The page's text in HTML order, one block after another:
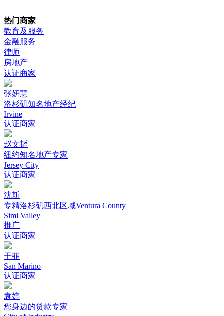
热门商家
教育及服务
金融服务
律师
房地产
认证商家
张妍慧
洛杉矶知名地产经纪
Irvine
认证商家
赵文韬
纽约知名地产专家
Jersey City
认证商家
沈斯
专精洛杉矶西北区域Ventura County
Simi Valley
推广
认证商家
于菲
San Marino
认证商家
袁婷
您身边的贷款专家